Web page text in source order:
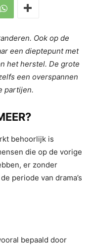
Ook op de
een dieptepunt met
het herstel. De grote
een overspannen
partijen.
behoorlijk is
die op de vorige
er zonder
periode van drama’s
bepaald door